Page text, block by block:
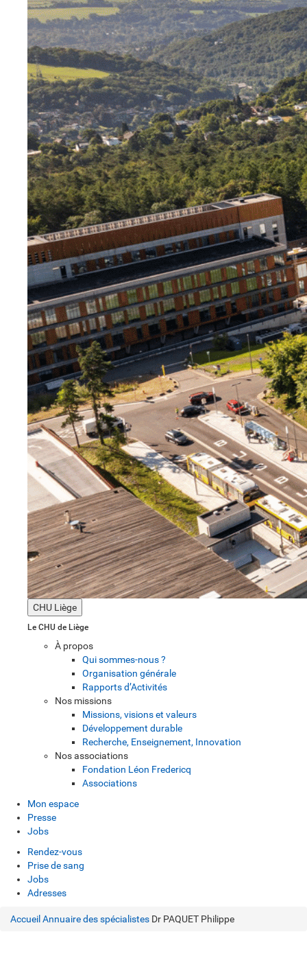
CHU Liège
Le CHU de Liège
À propos
Qui sommes-nous ?
Organisation générale
Rapports d’Activités
Nos missions
Missions, visions et valeurs
Développement durable
Recherche, Enseignement, Innovation
Nos associations
Fondation Léon Fredericq
Associations
Mon espace
Presse
Jobs
Rendez-vous
Prise de sang
Jobs
Adresses
Accueil Annuaire des spécialistes Dr PAQUET Philippe